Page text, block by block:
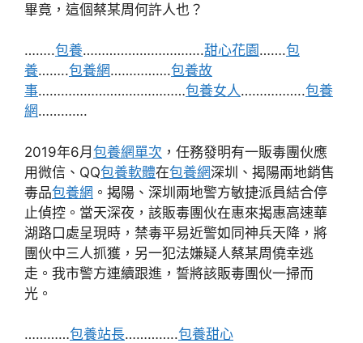
畢竟，這個蔡某周何許人也？
……..包養…………………………..甜心花園 …….包
養……..包養網…………….包養故
事…………………………………包養女人……………..包養
網………….
2019年6月 包養網單次 ，任務發明有一販毒團伙應
用微信、QQ包養軟體在包養網深圳、揭陽兩地銷售
毒品包養網 。揭陽、深圳兩地警方敏捷派員結合停
止偵控。當天深夜，該販毒團伙在惠來揭惠高速華
湖路口處呈現時，禁毒平易近警如同神兵天降，將
團伙中三人抓獲，另一犯法嫌疑人蔡某周僥幸逃
走。我市警方連續跟進，誓將該販毒團伙一掃而
光。
…………包養站長…………..包養甜心